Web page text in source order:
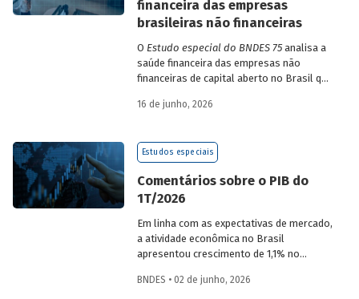
financeira das empresas
brasileiras não financeiras
O Estudo especial do BNDES 75analisa a
saúde financeira das empresas não
financeiras de capital aberto no Brasil que
valores. Para isso, parte de uma amostra
dimensões: lucratividade, solvência,
16 de junho, 2026
Estudos especiais
Comentários sobre o PIB do
1T/2026
Em linha com as expectativas de mercado,
a atividade econômica no Brasil
apresentou crescimento de 1,1% no
imediatamente anterior, na série ajustada
BNDES • 02 de junho, 2026